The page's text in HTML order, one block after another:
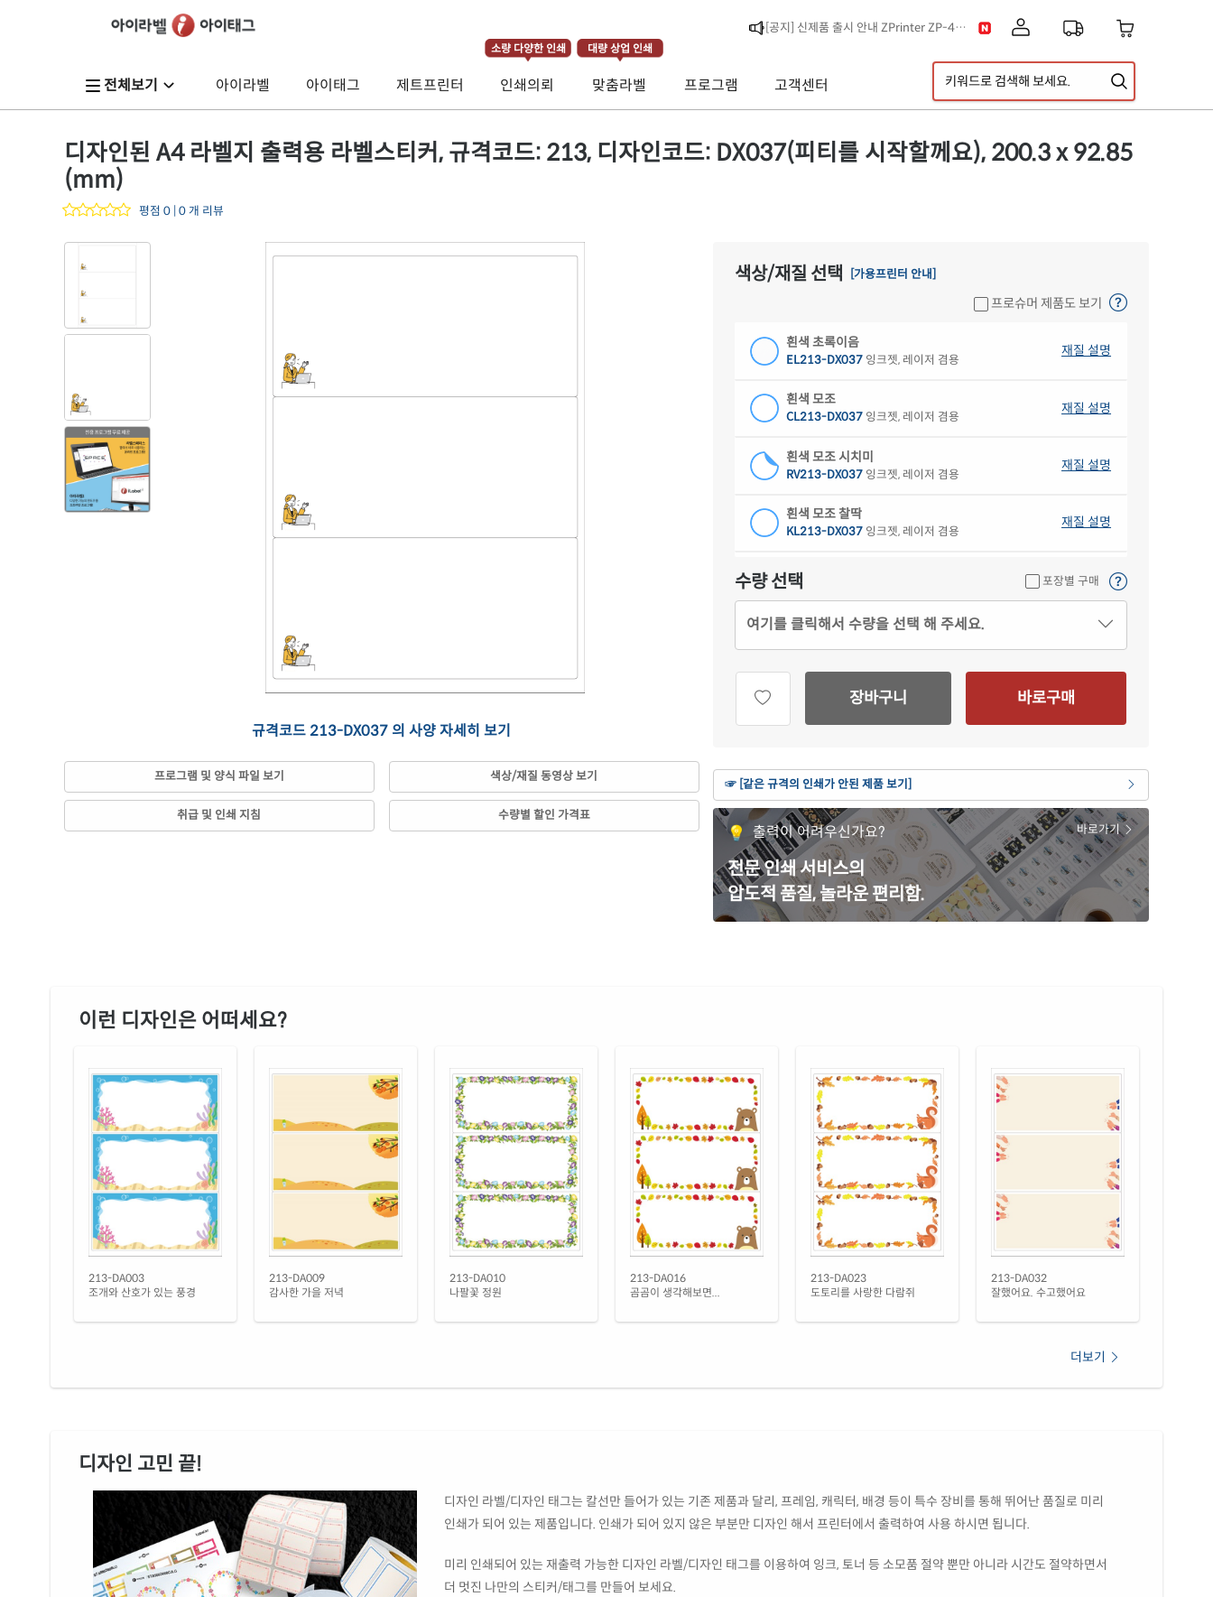
[공지] 신제품 출시 안내 ZPrinter ZP-4121B
[공지] 택배 없는 날 & 광복절 배송안내
[공지] 고객센터 운영시간 및 내선번호 변경 안내
[공지] 아이라벨 무료배송 기준 금액 변경 안내
전체보기 아이라벨 아이태그 제트프린터
소량 다양한 인쇄
인쇄의뢰
대량 상업 인쇄
맞춤라벨 프로그램 고객센터
디자인된 A4 라벨지 출력용 라벨스티커, 규격코드: 213, 디자인코드: DX037(피티를 시작할께요), 200.3 x 92.85
(mm)
평점 0 | 0 개 리뷰
규격코드 213-DX037 의 사양 자세히 보기
프로그램 및 양식 파일 보기 색상/재질 동영상 보기
취급 및 인쇄 지침 수량별 할인 가격표
색상/재질 선택 [가용프린터 안내]
프로슈머 제품도 보기
흰색 초록이음
EL213-DX037 잉크젯, 레이저 겸용
재질 설명
흰색 모조
CL213-DX037 잉크젯, 레이저 겸용
재질 설명
흰색 모조 시치미
RV213-DX037 잉크젯, 레이저 겸용
재질 설명
흰색 모조 찰딱
KL213-DX037 잉크젯, 레이저 겸용
재질 설명
흰색 한지
CL213HJ-DX037
재질 설명
하늘색 모조
CL213B-DX037잉크젯, 레이저 겸용
CL213G-DX037 잉크젯, 레이저 겸용
재질 설명
연노란색 모조
CL213Y-DX037 잉크젯, 레이저 겸용
재질 설명
갈색 크라프트
CL213KR-DX037 잉크젯, 레이저 겸용
재질 설명
빨간색 모조
재질 설명
흰색 광택 방수 잉크젯
CJ213LU-DX037 잉크젯 전용
흰색 광택 레이저
CL213LG-DX037 레이저 전용
흰색 광택 시치미 레이저
RV213LG-DX037 레이저 전용
흰색(25μm) 광택 방수 레이저
CL213TW-DX037
재질 설명
CL213MP-DX037레이저 전용
CL213LT-DX037레이저 전용
재질 설명
수량 선택 포장별 구매
여기를 클릭해서 수량을 선택 해 주세요.
장바구니 바로구매
☞ [같은 규격의 인쇄가 안된 제품 보기]
출력이 어려우신가요?
전문 인쇄 서비스의
압도적 품질, 놀라운 편리함.
바로가기
이런 디자인은 어떠세요?
213-DA003
조개와 산호가 있는 풍경
213-DA009
감사한 가을 저녁
213-DA010
나팔꽃 정원
213-DA016
곰곰이 생각해보면...
213-DA023
도토리를 사랑한 다람쥐
213-DA032
잘했어요. 수고했어요
더보기
디자인 고민 끝!
디자인 라벨/디자인 태그는 칼선만 들어가 있는 기존 제품과 달리, 프레임, 캐릭터, 배경 등이 특수 장비를 통해 뛰어난 품질로 미리
인쇄가 되어 있는 제품입니다. 인쇄가 되어 있지 않은 부분만 디자인 해서 프린터에서 출력하여 사용 하시면 됩니다.
미리 인쇄되어 있는 재출력 가능한 디자인 라벨/디자인 태그를 이용하여 잉크, 토너 등 소모품 절약 뿐만 아니라 시간도 절약하면서
더 멋진 나만의 스티커/태그를 만들어 보세요.